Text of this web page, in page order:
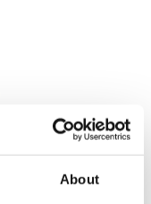
About